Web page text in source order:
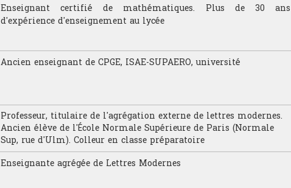
Enseignant certifié de mathématiques. Plus de 30 ans
d'expérience d'enseignement au lycée
Ancien enseignant de CPGE, ISAE-SUPAERO, université
Professeur, titulaire de l'agrégation externe de lettres modernes.
Ancien élève de l'École Normale Supérieure de Paris (Normale
Sup, rue d'Ulm). Colleur en classe préparatoire
Enseignante agrégée de Lettres Modernes